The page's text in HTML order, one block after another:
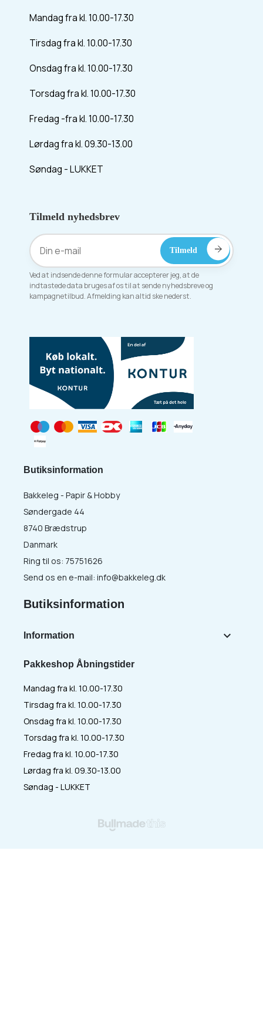
Mandag fra kl. 10.00-17.30
Tirsdag fra kl. 10.00-17.30
Onsdag fra kl. 10.00-17.30
Torsdag fra kl. 10.00-17.30
Fredag -fra kl. 10.00-17.30
Lørdag fra kl. 09.30-13.00
Søndag - LUKKET
Tilmeld nyhedsbrev
Ved at indsende denne formular accepterer jeg, at de
indtastede data bruges af os til at sende nyhedsbreve og
kampagnetilbud. Afmelding kan altid ske nederst.
Pakkeshop Åbningstider
Mandag fra kl. 10.00-17.30
Tirsdag fra kl. 10.00-17.30
Onsdag fra kl. 10.00-17.30
Torsdag fra kl. 10.00-17.30
Fredag fra kl. 10.00-17.30
Lørdag fra kl. 09.30-13.00
Søndag - LUKKET
Butiksinformation
Bakkeleg - Papir & Hobby
Søndergade 44
8740 Brædstrup
Danmark
Ring til os: 75751626
Send os en e-mail: info@bakkeleg.dk
Butiksinformation
Information 